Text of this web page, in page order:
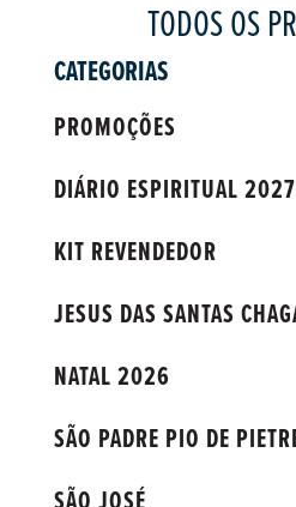
TODOS OS
CATEGORIAS
PROMOÇÕES
DIÁRIO ESPIRITUAL 2027
KIT REVENDEDOR
JESUS DAS SANTAS
NATAL 2026
SÃO PADRE PIO DE